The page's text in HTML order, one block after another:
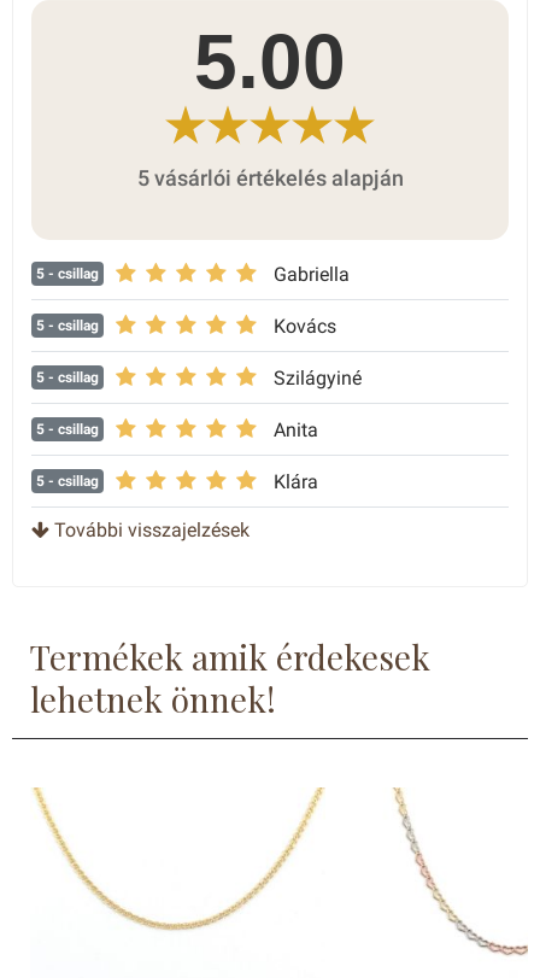
5.00
5 vásárlói értékelés alapján
5 - csillag Gabriella
5 - csillag Kovács
5 - csillag Szilágyiné
5 - csillag Anita
5 - csillag Klára
További visszajelzések
Termékek amik érdekesek
lehetnek önnek!